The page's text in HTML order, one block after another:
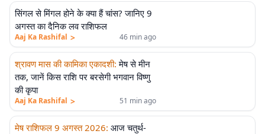
सिंगल से मिंगल होने के क्या हैं चांस? जानिए 9
अगस्त का दैनिक लव राशिफल
Aaj Ka Rashifal > 46 min ago
श्रावण मास की कामिका एकादशी: मेष से मीन
तक, जानें किस राशि पर बरसेगी भगवान विष्णु
की कृपा
Aaj Ka Rashifal > 51 min ago
मेष राशिफल 9 अगस्त 2026: आज चतुर्थ-